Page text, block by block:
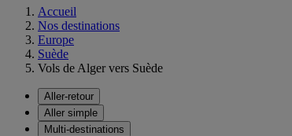
Accueil
Nos destinations
Europe
Suède
Vols de Alger vers Suède
Aller-retour
Aller simple
Multi-destinations